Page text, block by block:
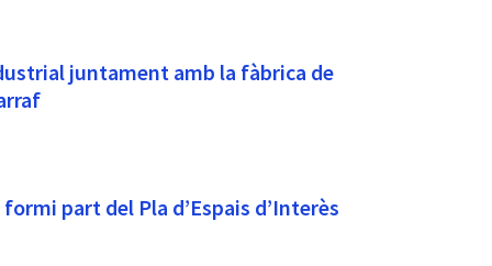
juntament amb la fàbrica de
part del Pla d’Espais d’Interès